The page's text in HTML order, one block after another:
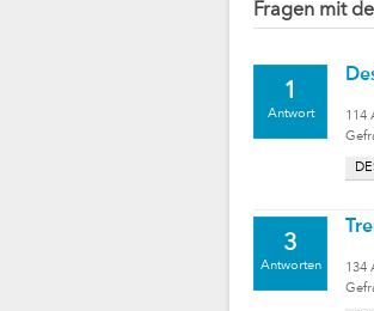
Fragen mit
1
Antwort 114
3
Antworten 134